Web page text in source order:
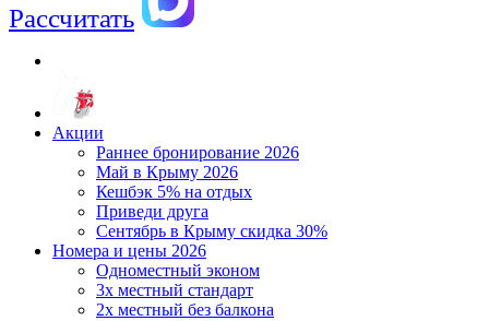
Рассчитать
Акции
Раннее бронирование 2026
Май в Крыму 2026
Кешбэк 5% на отдых
Приведи друга
Сентябрь в Крыму скидка 30%
Номера и цены 2026
Одноместный эконом
3х местный стандарт
2х местный без балкона